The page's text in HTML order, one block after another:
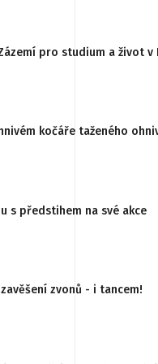
pro studium a život v
kočáře taženého
s předstihem na své akce
zvonů - i tancem!